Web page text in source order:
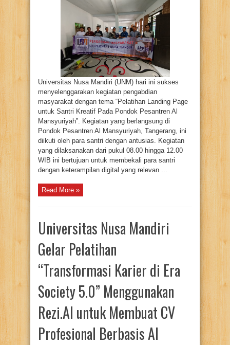
Pengabdian
Masyarakat:
Bekali
Santri
Al
Mansyuriyah
dengan
Keterampilan
Pembuatan
Landing
Page
Universitas Nusa Mandiri (UNM) hari ini sukses
menyelenggarakan kegiatan pengabdian
masyarakat dengan tema “Pelatihan Landing Page
untuk Santri Kreatif Pada Pondok Pesantren Al
Mansyuriyah”. Kegiatan yang berlangsung di
Pondok Pesantren Al Mansyuriyah, Tangerang, ini
diikuti oleh para santri dengan antusias. Kegiatan
yang dilaksanakan dari pukul 08.00 hingga 12.00
WIB ini bertujuan untuk membekali para santri
dengan keterampilan digital yang relevan ...
Read More »
Universitas Nusa Mandiri
Gelar Pelatihan
“Transformasi Karier di Era
Society 5.0” Menggunakan
Rezi.AI untuk Membuat CV
Profesional Berbasis AI